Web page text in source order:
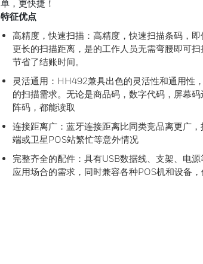
单，更快捷！
特征优点
高精度，快速扫描：高精度，快速扫描条码，
更长的扫描距离，是的工作人员无需弯腰即可
节省了结账时间。
灵活通用：HH492兼具出色的灵活性和通用性
的扫描需求。无论是商品码，数字代码，屏幕
阵码，都能读取
连接距离广：蓝牙连接距离比同类竞品离更广
端或卫星POS站繁忙等意外情况
完整齐全的配件：具有USB数据线、支架、电
应用场合的需求，同时兼容各种POS机和设备